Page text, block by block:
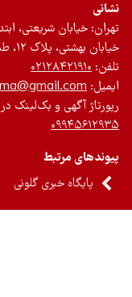
خیابان شریعتی، ابتدای
بهشتی، پلاک ۱۲، طبقه اول، واحد ۱
۰۲۱۲۸۴۲۱۹۱۰
آگهی و بک‌لینک در
مرتبط
پایگاه خبری گلونی